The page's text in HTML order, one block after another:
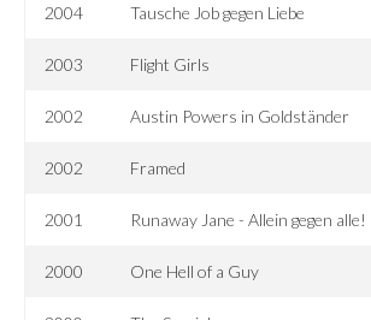
2004 Tausche Job gegen Liebe
2003 Flight Girls
2002 Austin Powers in Goldständer
2002 Framed
2001 Runaway Jane - Allein gegen alle!
2000 One Hell of a Guy